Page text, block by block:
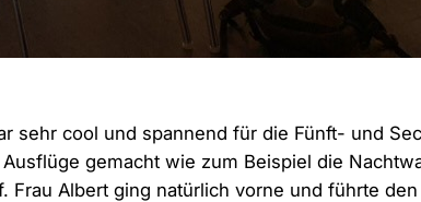
sehr cool und spannend für die Fünft- und
gemacht wie zum Beispiel die
Albert ging natürlich vorne und führte